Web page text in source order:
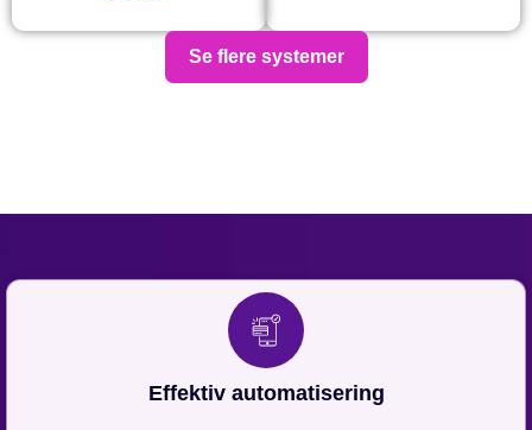
Se flere systemer
Effektiv automatisering